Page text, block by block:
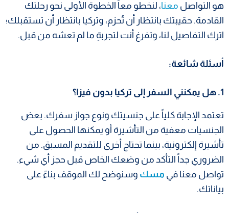
هو التواصل معنا، لنخطو معاً الخطوة الأولى نحو رحلتك
القادمة. حقيبتك بانتظار أن تُحزم، وتركيا بانتظار أن تستقبلك؛
اترك التفاصيل لنا، وتفرغ أنت لتجربةِ ما لم تعشه من قبل.
أسئلة شائعة:
1. هل يمكنني السفر إلى تركيا بدون فيزا؟
تعتمد الإجابة كلياً على جنسيتك ونوع جواز سفرك. بعض
الجنسيات معفية من التأشيرة أو يمكنها الحصول على
تأشيرة إلكترونية، بينما تحتاج أخرى للتقديم المسبق. من
الضروري جداً التأكد من وضعك الخاص قبل حجز أي شيء.
تواصل معنا في مسك وسنوضح لك الموقف بناءً على
بياناتك.